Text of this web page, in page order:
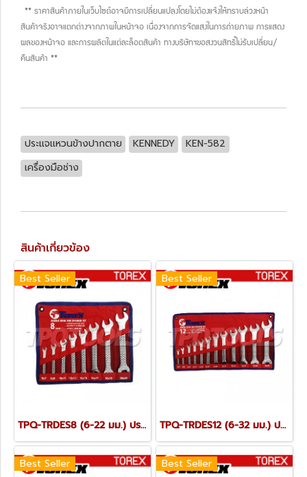
** ราคาสินค้าภายในเว็บไซต์อาจมีการเปลี่ยนแปลงโดยไม่ต้องแจ้งให้ทราบล่วงหน้า
สินค้าจริงอาจแตกต่างจากภาพในหน้าจอ เนื่องจากการจัดแสงในการถ่ายภาพ การแสดง
ผลของหน้าจอ และการผลิตในแต่ละล็อตสินค้า ทางบริษัทฯขอสงวนสิทธิ์ไม่รับเปลี่ยน/
คืนสินค้า **
ประแจแหวนข้างปากตาย KENNEDY
KEN-582
เครื่องมือช่าง
สินค้าเกี่ยวข้อง
Best Seller
TPQ-TRDES8 (6-22 มม.) ประแจปากตายชุด 8 ตัว TOREX
Best Seller
TPQ-TRDES12 (6-32 มม.) ประแจปากตายชุด 12 ตัว TOREX
Best Seller Best Seller